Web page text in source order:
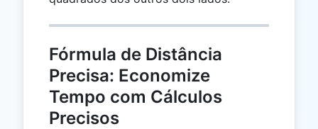
Fórmula de Distância
Precisa: Economize
Tempo com Cálculos
Precisos